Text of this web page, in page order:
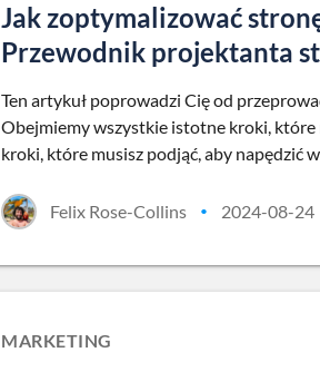
Jak zoptymalizować
Przewodnik projektanta
Ten artykuł poprowadzi Cię od
Obejmiemy wszystkie istotne kroki,
kroki, które musisz podjąć, aby napędzić
Felix Rose-Collins • 2024-08-24
MARKETING